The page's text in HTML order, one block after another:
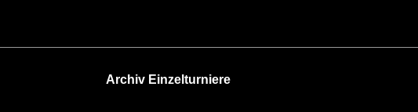
Archiv Einzelturniere